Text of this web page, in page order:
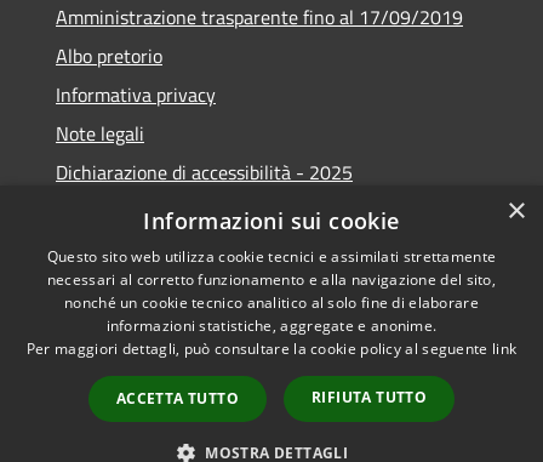
Amministrazione trasparente fino al 17/09/2019
Albo pretorio
Informativa privacy
Note legali
Dichiarazione di accessibilità - 2025
Obiettivi di accessibilità - 2025
Accessibilità
Copyright © 2026 • Comune di
Castelverde • Powered by
Municipium•
Accesso
redazione
×
Informazioni sui cookie
Questo sito web utilizza cookie tecnici e assimilati strettamente
necessari al corretto funzionamento e alla navigazione del sito,
nonché un cookie tecnico analitico al solo fine di elaborare
informazioni statistiche, aggregate e anonime.
Per maggiori dettagli, può consultare la cookie policy al seguente link
ACCETTA TUTTO RIFIUTA TUTTO
MOSTRA DETTAGLI